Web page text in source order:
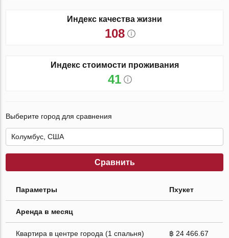
Индекс качества жизни
108
Индекс стоимости проживания
41
Выберите город для сравнения
Сравнить
Параметры Пхукет
Аренда в месяц
Квартира в центре города (1 спальня) ฿ 24 466.67